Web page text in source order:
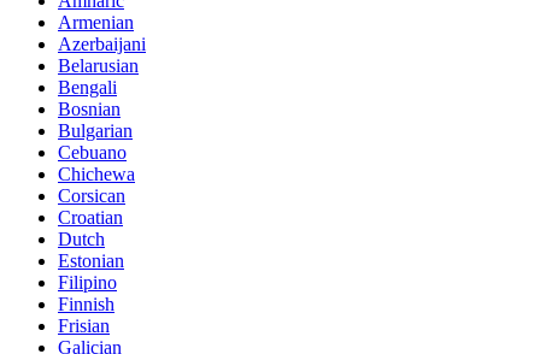
Armenian
Azerbaijani
Belarusian
Bengali
Bosnian
Bulgarian
Cebuano
Chichewa
Corsican
Croatian
Dutch
Estonian
Filipino
Finnish
Frisian
Galician